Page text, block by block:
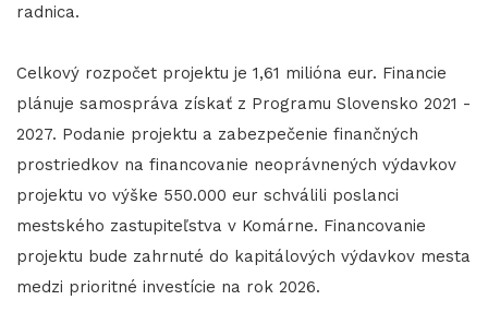
radnica.
Celkový rozpočet projektu je 1,61 milióna eur. Financie
plánuje samospráva získať z Programu Slovensko 2021 -
2027. Podanie projektu a zabezpečenie finančných
prostriedkov na financovanie neoprávnených výdavkov
projektu vo výške 550.000 eur schválili poslanci
mestského zastupiteľstva v Komárne. Financovanie
projektu bude zahrnuté do kapitálových výdavkov mesta
medzi prioritné investície na rok 2026.